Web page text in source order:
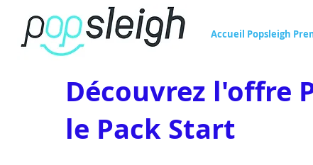
Accueil Popsleigh
Découvrez l'offre
le Pack Start